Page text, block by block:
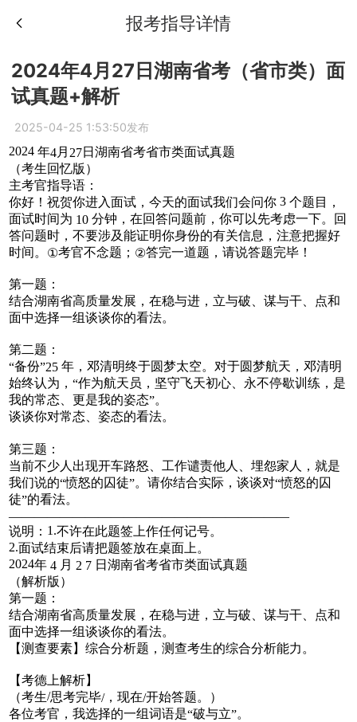
报考指导详情
2024年4月27日湖南省考（省市类）面
试真题+解析
2025-04-25 1:53:50发布
2024 年4月 27日湖南省考省市类面试真题
（考生回忆版）
主考官指导语：
你好！祝贺你进入面试，今天的面试我们会问你3 个题目，
面试时间为 10 分钟，在回答问题前，你可以先考虑一下。回
答问题时，不要涉及能证明你身份的有关信息，注意把握好
时间。 ①考官不念题； ②答完一道题，请说答题完毕！
第一题：
结合湖南省高质量发展，在稳与进，立与破、谋与干、点和
面中选择一组谈谈你的看法。
第二题：
“备份”25 年，邓清明终于圆梦太空。对于圆梦航天，邓清明
始终认为， “作为航天员，坚守飞天初心、永不停歇训练，是
我的常态、更是我的姿态”。
谈谈你对常态、姿态的看法。
第三题：
当前不少人出现开车路怒、工作谴责他人、埋怨家人，就是
我们说的“愤怒的囚徒”。请你结合实际，谈谈对“愤怒的囚
徒”的看法。
——————————————————————
说明： 1.不许在此题签上作任何记号。
2.面试结束后请把题签放在桌面上。
2024年 4 月 2 7 日湖南省考省市类面试真题
（解析版）
第一题：
结合湖南省高质量发展，在稳与进，立与破、谋与干、点和
面中选择一组谈谈你的看法。
【测查要素】综合分析题，测查考生的综合分析能力。
【考德上解析】
（考生/思考完毕/，现在/开始答题。）
各位考官，我选择的一组词语是“破与立”。